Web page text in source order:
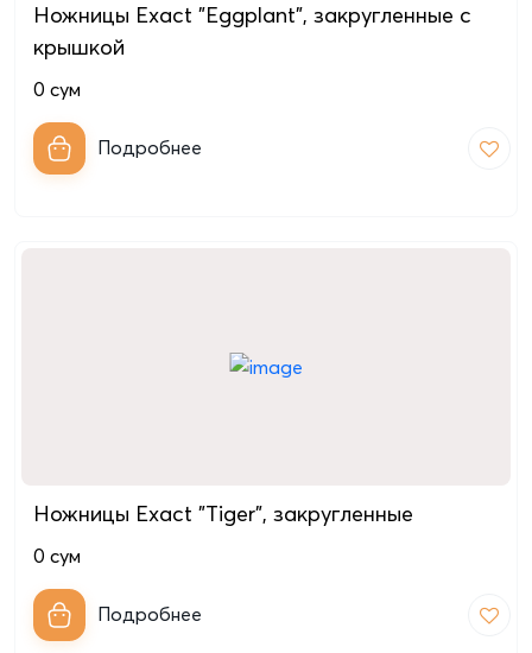
Ножницы Exact "Eggplant", закругленные с
крышкой
0 сум
Подробнее
Ножницы Exact "Tiger", закругленные
0 сум
Подробнее